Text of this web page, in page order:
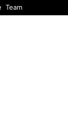
Team